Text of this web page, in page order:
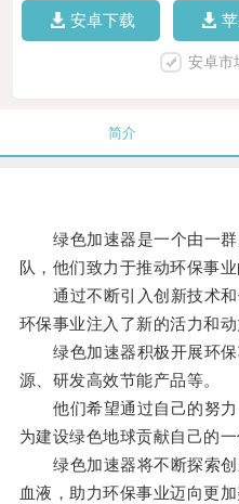
安卓下载
安卓市
简介
绿色加速器是一个由一群
队，他们致力于推动环保事业
通过不断引入创新技术和
环保事业注入了新的活力和动
绿色加速器积极开展环保
源、研发高效节能产品等。
他们希望通过自己的努力
为建设绿色地球贡献自己的一
绿色加速器将不断探索创
血液，助力环保事业迈向更加